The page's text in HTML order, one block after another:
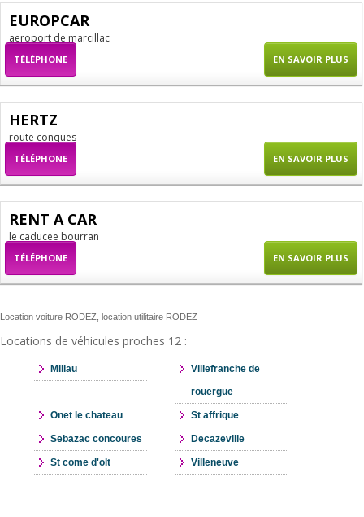
EUROPCAR
aeroport de marcillac
TÉLÉPHONE EN SAVOIR PLUS
HERTZ
route conques
TÉLÉPHONE EN SAVOIR PLUS
RENT A CAR
le caducee bourran
TÉLÉPHONE EN SAVOIR PLUS
Location voiture RODEZ, location utilitaire RODEZ
Locations de véhicules proches 12 :
Millau
Villefranche de
rouergue
Onet le chateau St affrique
Sebazac concoures Decazeville
St come d'olt Villeneuve